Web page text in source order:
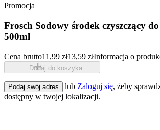
Promocja
Frosch Sodowy środek czyszczący
500ml
Cena brutto11,99 zł13,59 złInformacja o
Dodaj do koszyka
Podaj swój adres lub Zaloguj się, żeby
dostępny w twojej lokalizacji.